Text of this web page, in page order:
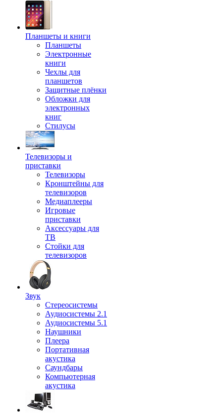
Планшеты и книги
Планшеты
Электронные
книги
Чехлы для
планшетов
Защитные плёнки
Обложки для
электронных
книг
Стилусы
Телевизоры и
приставки
Телевизоры
Кронштейны для
телевизоров
Медиаплееры
Игровые
приставки
Аксессуары для
ТВ
Стойки для
телевизоров
Звук
Стереосистемы
Аудиосистемы 2.1
Аудиосистемы 5.1
Наушники
Плеера
Портативная
акустика
Саундбары
Компьютерная
акустика